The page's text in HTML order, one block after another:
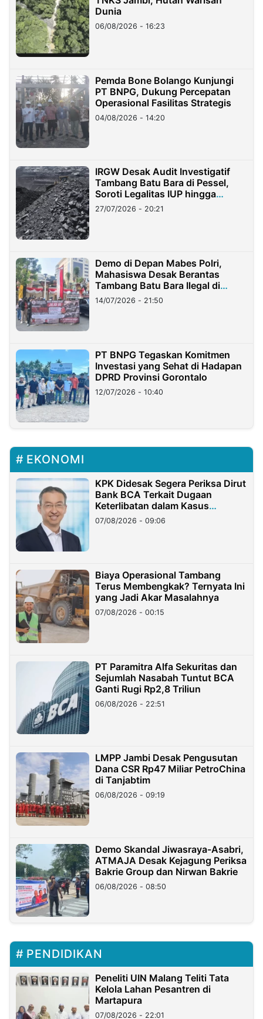
Dunia
06/08/2026 - 16:23
Pemda Bone Bolango Kunjungi
PT BNPG, Dukung Percepatan
Operasional Fasilitas Strategis
04/08/2026 - 14:20
IRGW Desak Audit Investigatif
Tambang Batu Bara di Pessel,
Soroti Legalitas IUP hingga
Stockpile
27/07/2026 - 20:21
Demo di Depan Mabes Polri,
Mahasiswa Desak Berantas
Tambang Batu Bara Ilegal di
Lampung
14/07/2026 - 21:50
PT BNPG Tegaskan Komitmen
Investasi yang Sehat di Hadapan
DPRD Provinsi Gorontalo
12/07/2026 - 10:40
EKONOMI
KPK Didesak Segera Periksa Dirut
Bank BCA Terkait Dugaan
Keterlibatan dalam Kasus
Hilangnya Dana Nasabah Rp2,58
Miliar
07/08/2026 - 09:06
Biaya Operasional Tambang
Terus Membengkak? Ternyata Ini
yang Jadi Akar Masalahnya
07/08/2026 - 00:15
PT Paramitra Alfa Sekuritas dan
Sejumlah Nasabah Tuntut BCA
Ganti Rugi Rp2,8 Triliun
06/08/2026 - 22:51
LMPP Jambi Desak Pengusutan
Dana CSR Rp47 Miliar PetroChina
di Tanjabtim
06/08/2026 - 09:19
Demo Skandal Jiwasraya-Asabri,
ATMAJA Desak Kejagung Periksa
Bakrie Group dan Nirwan Bakrie
06/08/2026 - 08:50
PENDIDIKAN
Peneliti UIN Malang Teliti Tata
Kelola Lahan Pesantren di
Martapura
07/08/2026 - 22:01